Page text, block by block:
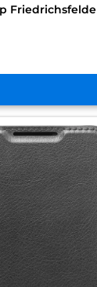
Friedrichsfelde